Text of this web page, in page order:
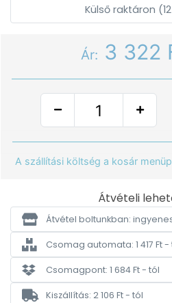
Külső raktáron
Ár: 3 322
A szállítási költség a kosár
Átvételi
Átvétel boltunkban:
Csomag automata: 1 417 Ft -
Csomagpont: 1 684 Ft - tól
Kiszállítás: 2 106 Ft - tól